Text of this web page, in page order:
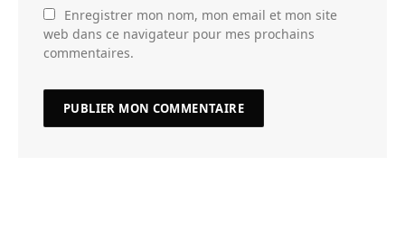
Enregistrer mon nom, mon email et mon site
web dans ce navigateur pour mes prochains
commentaires.